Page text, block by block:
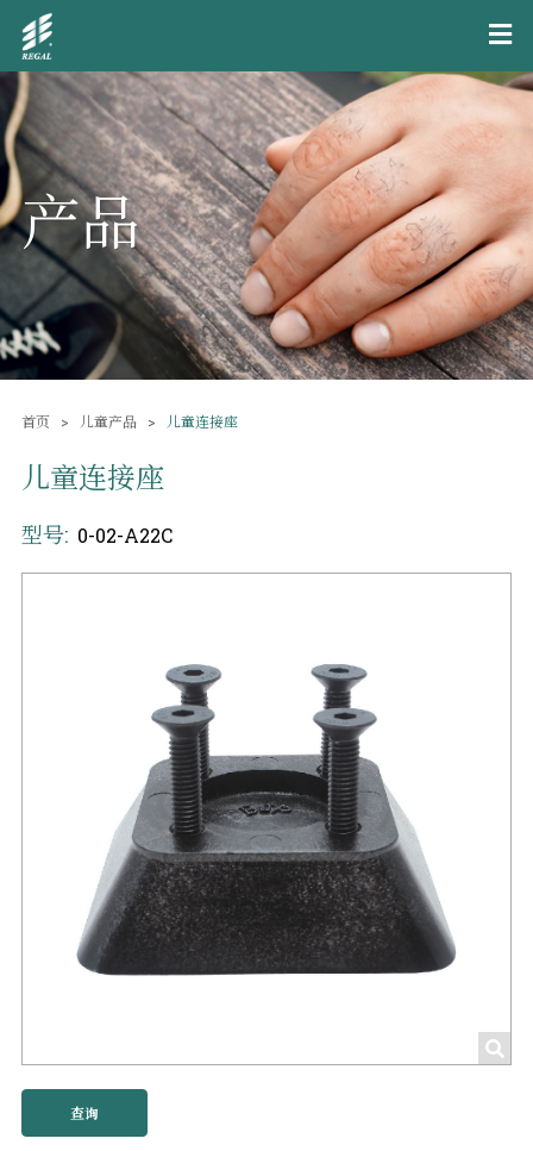
产品
首页 儿童产品 儿童连接座
查询
儿童连接座
型号: 0-02-A22C